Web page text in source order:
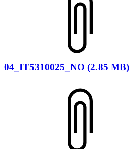
04_IT5310025_NO (2.85 MB)